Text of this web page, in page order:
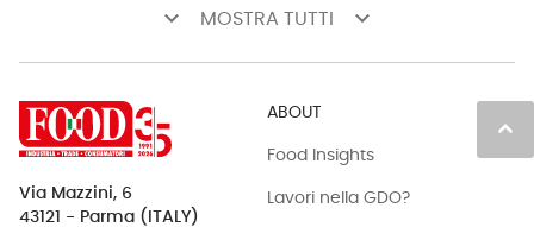
keyboard_arrow_down MOSTRA TUTTI keyboard_arrow_down
keyboard_arrow_up
Via Mazzini, 6
43121 - Parma (ITALY)
ABOUT
Food Insights
Lavori nella GDO?